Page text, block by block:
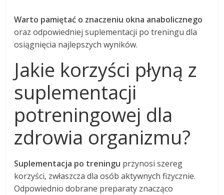
Warto pamiętać o znaczeniu okna anabolicznego
oraz odpowiedniej suplementacji po treningu dla
osiągnięcia najlepszych wyników.
Jakie korzyści płyną z
suplementacji
potreningowej dla
zdrowia organizmu?
Suplementacja po treningu przynosi szereg
korzyści, zwłaszcza dla osób aktywnych fizycznie.
Odpowiednio dobrane preparaty znacząco